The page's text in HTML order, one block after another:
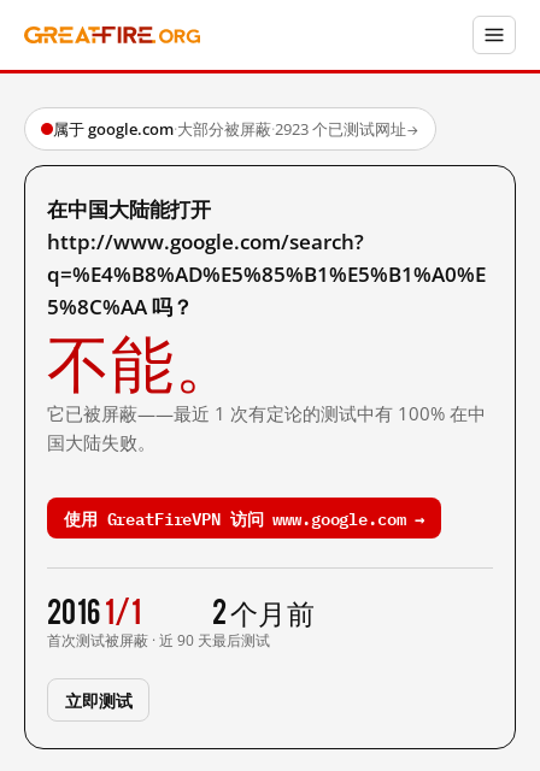
属于 google.com·大部分被屏蔽·2923 个已测试网址→
在中国大陆能打开
http://www.google.com/search?
q=%E4%B8%AD%E5%85%B1%E5%B1%A0%E
5%8C%AA 吗？
不能。
它已被屏蔽——最近 1 次有定论的测试中有 100% 在中
国大陆失败。
使用 GreatFireVPN 访问 www.google.com →
2016
首次测试
1/1
被屏蔽 · 近 90 天
2 个月前
最后测试
立即测试